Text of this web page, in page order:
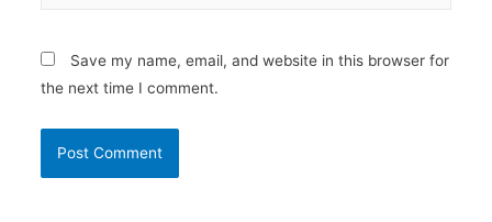
Save my name, email, and website in this browser for
the next time I comment.